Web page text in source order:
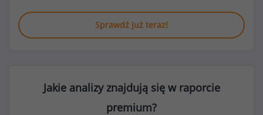
Sprawdź już teraz!
Jakie analizy znajdują się w raporcie
premium?